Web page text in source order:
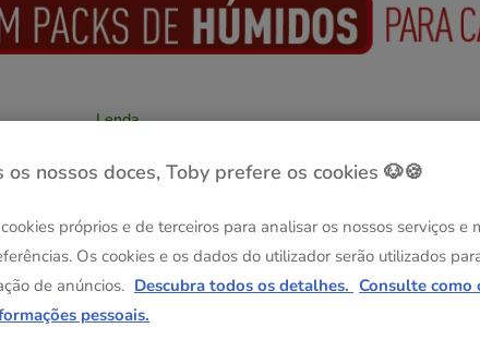
Lenda
cães
Peso:12 kg
3 kg
29.69€
12 kg 2 x 12 kg
Pack
os nossos doces, Toby prefere os cookies 🐶🍪
próprios e de terceiros para analisar os nossos serviços e
Os cookies e os dados do utilizador serão utilizados
de anúncios. Descubra todos os detalhes. Consulte como
pessoais.